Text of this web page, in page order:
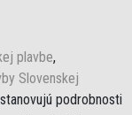
plavbe,
Slovenskej
podrobnosti